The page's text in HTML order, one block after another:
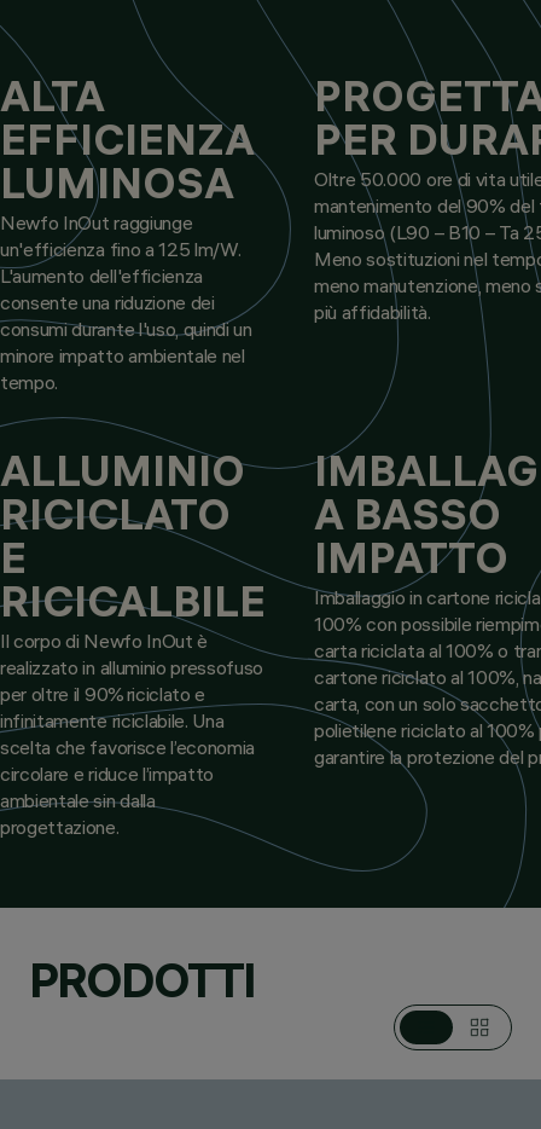
ALTA
EFFICIENZA
LUMINOSA
Newfo InOut raggiunge
un'efficienza fino a 125 lm/W.
L'aumento dell'efficienza
consente una riduzione dei
consumi durante l'uso, quindi un
minore impatto ambientale nel
tempo.
PER
Oltre 50.000 ore di vita
mantenimento del 90% del
luminoso (L90 – B10 – Ta
Meno sostituzioni nel
meno manutenzione, meno
più affidabilità.
ALLUMINIO
RICICLATO
E
RICICALBILE
Il corpo di Newfo InOut è
realizzato in alluminio pressofuso
per oltre il 90% riciclato e
infinitamente riciclabile. Una
scelta che favorisce l’economia
circolare e riduce l’impatto
ambientale sin dalla
progettazione.
A BASSO
IMPATTO
Imballaggio in cartone
100% con possibile
carta riciclata al 100% o
cartone riciclato al 100%,
carta, con un solo
polietilene riciclato al 100%
garantire la protezione del
PRODOTTI